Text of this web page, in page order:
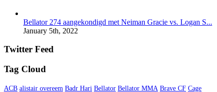
Bellator 274 aangekondigd met Neiman Gracie vs. Logan S...
January 5th, 2022
Twitter Feed
Tag Cloud
ACB alistair overeem Badr Hari Bellator Bellator MMA Brave CF Cage